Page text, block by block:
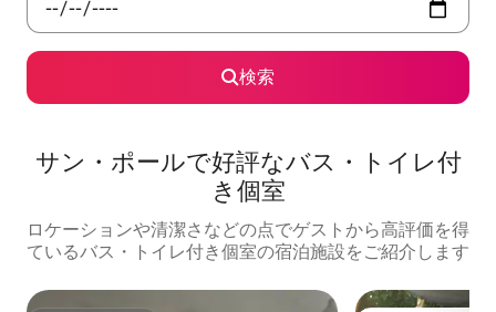
検索
サン・ポールで好評なバス・トイレ付
き個室
ロケーションや清潔さなどの点でゲストから高評価を得
ているバス・トイレ付き個室の宿泊施設をご紹介します